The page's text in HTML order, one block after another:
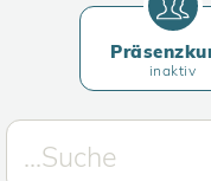
inaktiv